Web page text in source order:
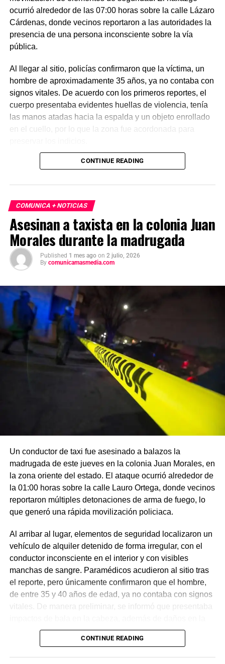
ocurrió alrededor de las 07:00 horas sobre la calle Lázaro
Cárdenas, donde vecinos reportaron a las autoridades la
presencia de una persona inconsciente sobre la vía
pública.
Al llegar al sitio, policías confirmaron que la víctima, un
hombre de aproximadamente 35 años, ya no contaba con
signos vitales. De acuerdo con los primeros reportes, el
cuerpo presentaba evidentes huellas de violencia, tenía
las manos atadas hacia la espalda y un objeto enrollado
en el cuello, por lo que la zona fue acordonada para
Las primeras investigaciones apuntan a que el hombre
madrugada. Personal de la Fiscalía y del Servicio Médico
Forense realizó el levantamiento del cuerpo e inició la
carpeta de investigación correspondiente para esclarecer
este homicidio.
CONTINUE READING
COMUNICA + NOTICIAS
Asesinan a taxista en la colonia Juan
Morales durante la madrugada
Published 1 mes ago on 2 julio, 2026
By comunicamasmedia.com
Un conductor de taxi fue asesinado a balazos la
madrugada de este jueves en la colonia Juan Morales, en
la zona oriente del estado. El ataque ocurrió alrededor de
la 01:00 horas sobre la calle Lauro Ortega, donde vecinos
reportaron múltiples detonaciones de arma de fuego, lo
que generó una rápida movilización policiaca.
Al arribar al lugar, elementos de seguridad localizaron un
vehículo de alquiler detenido de forma irregular, con el
conductor inconsciente en el interior y con visibles
manchas de sangre. Paramédicos acudieron al sitio tras
el reporte, pero únicamente confirmaron que el hombre,
de entre 35 y 40 años de edad, ya no contaba con signos
vitales. De manera preliminar, se informó que presentaba
puerta del lado del conductor.
CONTINUE READING